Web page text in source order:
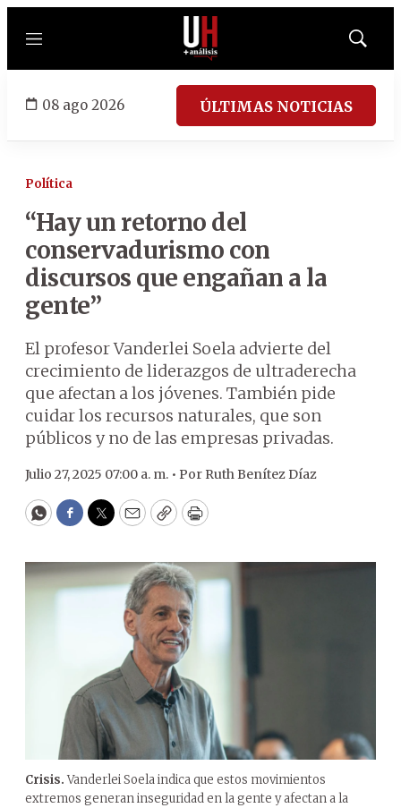
Menú
Mostrar
08 ago 2026 ÚLTIMAS NOTICIAS
Política
“Hay un retorno del
conservadurismo con
discursos que engañan a la
gente”
El profesor Vanderlei Soela advierte del
crecimiento de liderazgos de ultraderecha
que afectan a los jóvenes. También pide
cuidar los recursos naturales, que son
públicos y no de las empresas privadas.
Julio 27, 2025 07:00 a. m. • Por Ruth Benítez Díaz
WhatsApp
Facebook
Twitter
EmailCopyPrint
Crisis.Vanderlei Soela indica que estos movimientos
extremos generan inseguridad en la gente y afectan a la